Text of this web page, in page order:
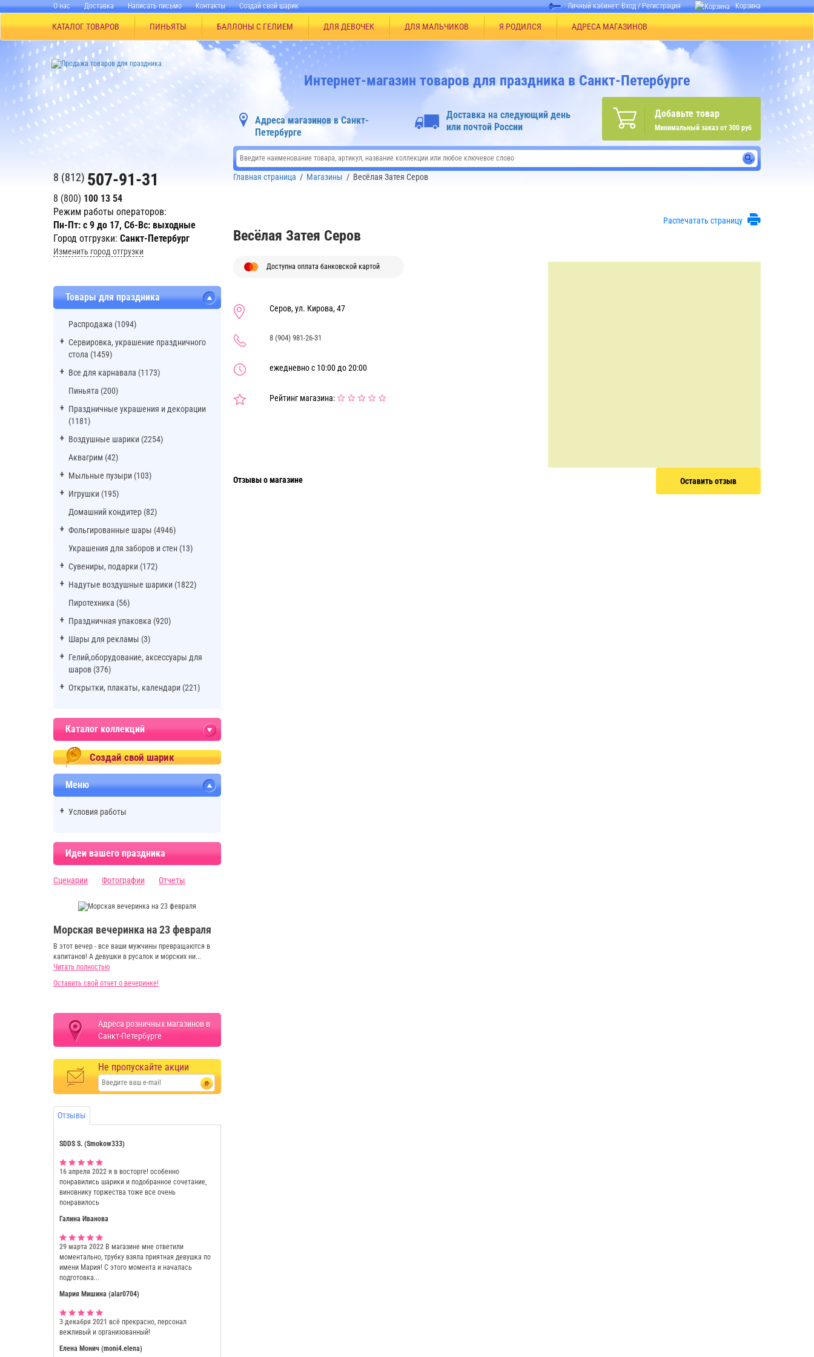
О нас Доставка Написать письмо Контакты Создай свой шарик Личный кабинет:Вход/Регистрация Корзина
КАТАЛОГ ТОВАРОВ ПИНЬЯТЫ БАЛЛОНЫ С ГЕЛИЕМ ДЛЯ ДЕВОЧЕК ДЛЯ МАЛЬЧИКОВ Я РОДИЛСЯ АДРЕСА МАГАЗИНОВ
8 (812) 507-91-31
8 (800) 100 13 54
Режим работы операторов:
Пн-Пт: с 9 до 17, Сб-Вс: выходные
Город отгрузки: Санкт-Петербург
Изменить город отгрузки
Товары для праздника
Распродажа (1094)
Сервировка, украшение праздничного
стола (1459)
Все для карнавала (1173)
Пиньята (200)
Праздничные украшения и декорации
(1181)
Воздушные шарики (2254)
Аквагрим (42)
Мыльные пузыри (103)
Игрушки (195)
Домашний кондитер (82)
Фольгированные шары (4946)
Украшения для заборов и стен (13)
Сувениры, подарки (172)
Надутые воздушные шарики (1822)
Пиротехника (56)
Праздничная упаковка (920)
Шары для рекламы (3)
Гелий,оборудование, аксессуары для
шаров (376)
Открытки, плакаты, календари (221)
Каталог коллекций
Создай свой шарик
Меню
Условия работы
Идеи вашего праздника
Сценарии Фотографии Отчеты
Морская вечеринка на 23 февраля
В этот вечер - все ваши мужчины превращаются в
капитанов! А девушки в русалок и морских ни...
Читать полностью
Оставить свой отчет о вечеринке!
Адреса розничных магазинов в
Санкт-Петербурге
Не пропускайте акции
Отзывы
SDDS S. (Smokow333)
16 апреля 2022 я в восторге! особенно
понравились шарики и подобранное сочетание,
виновнику торжества тоже все очень
понравилось
Галина Иванова
29 марта 2022 В магазине мне ответили
моментально, трубку взяла приятная девушка по
имени Мария! С этого момента и началась
подготовка...
Мария Мишина (alar0704)
3 декабря 2021 всё прекрасно, персонал
вежливый и организованный!
Елена Монич (moni4.elena)
Интернет-магазин товаров для праздника в Санкт-Петербурге
Добавьте товар
Минимальный заказ от 300 руб
Адреса магазинов в Санкт-
Петербурге
Доставка на следующий день
или почтой России
Главная страница / Магазины / Весёлая Затея Серов
Распечатать страницу
Весёлая Затея Серов
Доступна оплата банковской картой
Серов, ул. Кирова, 47
8 (904) 981-26-31
ежедневно с 10:00 до 20:00
Рейтинг магазина:
Отзывы о магазине Оставить отзыв